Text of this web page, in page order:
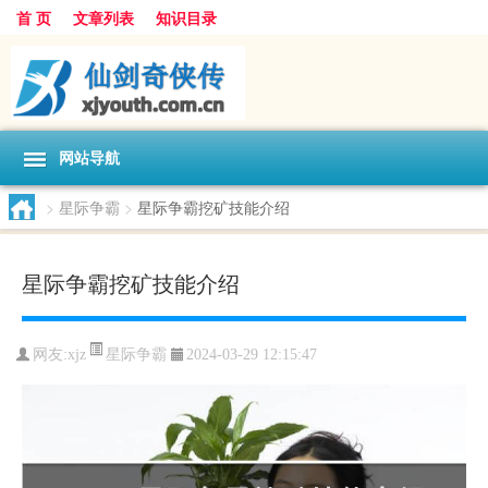
首 页 文章列表 知识目录
网站导航
> 星际争霸 > 星际争霸挖矿技能介绍
星际争霸挖矿技能介绍
网友:xjz 星际争霸 2024-03-29 12:15:47